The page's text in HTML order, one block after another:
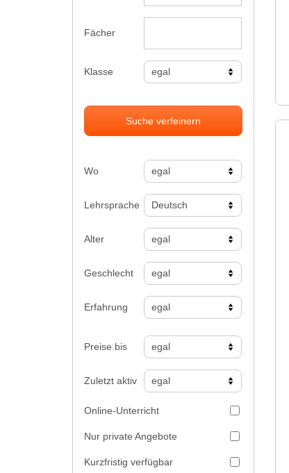
Fächer
Klasse
Suche verfeinern
Wo
Lehrsprache
Alter
Geschlecht
Erfahrung
Preise bis
Zuletzt aktiv
Online-Unterricht
Nur private Angebote
Kurzfristig verfügbar